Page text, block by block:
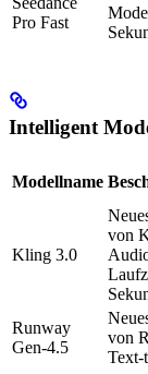
Pro Fast
Intelligent
Modellname
Kling 3.0
von
Runway
Gen-4.5
von
Text-